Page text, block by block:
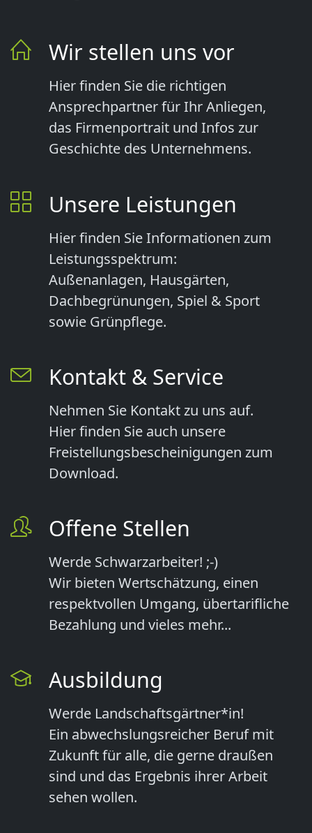
Wir stellen uns vor
Hier finden Sie die richtigen
Ansprechpartner für Ihr Anliegen,
das Firmenportrait und Infos zur
Geschichte des Unternehmens.
Unsere Leistungen
Hier finden Sie Informationen zum
Leistungsspektrum:
Außenanlagen, Hausgärten,
Dachbegrünungen, Spiel & Sport
sowie Grünpflege.
Kontakt & Service
Nehmen Sie Kontakt zu uns auf.
Hier finden Sie auch unsere
Freistellungsbescheinigungen zum
Download.
Offene Stellen
Werde Schwarzarbeiter! ;-)
Wir bieten Wertschätzung, einen
respektvollen Umgang, übertarifliche
Bezahlung und vieles mehr...
Ausbildung
Werde Landschaftsgärtner*in!
Ein abwechslungsreicher Beruf mit
Zukunft für alle, die gerne draußen
sind und das Ergebnis ihrer Arbeit
sehen wollen.